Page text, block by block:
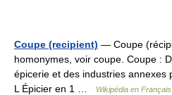
Coupe (recipient) — Coupe
homonymes, voir coupe. Coupe :
épicerie et des industries annexes
L Épicier en 1 …
Wikipédia en Français